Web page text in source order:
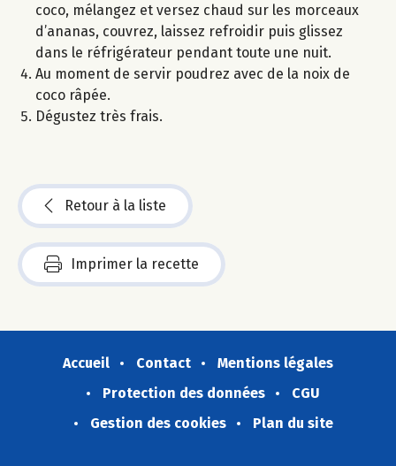
coco, mélangez et versez chaud sur les morceaux
d’ananas, couvrez, laissez refroidir puis glissez
dans le réfrigérateur pendant toute une nuit.
Au moment de servir poudrez avec de la noix de
coco râpée.
Dégustez très frais.
Retour à la liste
Imprimer la recette
Accueil Contact
Mentions légales
Protection des données
CGU
Gestion des cookies
Plan du site